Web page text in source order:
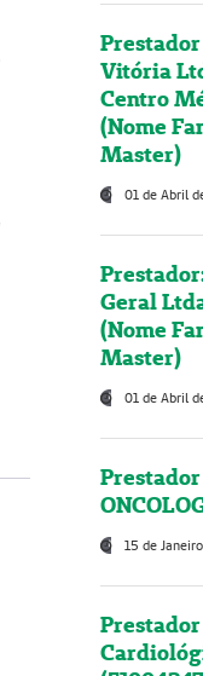
Vitória
Centro
(Nome
Master)
01 de Abril
Geral
(Nome
Master)
01 de Abril
Prestador
15 de